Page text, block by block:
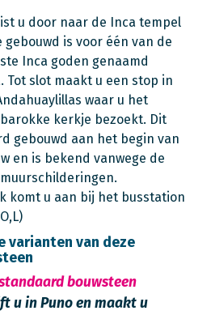
u door naar de Inca tempel
gebouwd is voor één van de
Inca goden genaamd
Tot slot maakt u een stop in
waar u het
kerkje bezoekt. Dit
gebouwd aan het begin van
en is bekend vanwege de
komt u aan bij het busstation
varianten van deze
bouwsteen
u in Puno en maakt u